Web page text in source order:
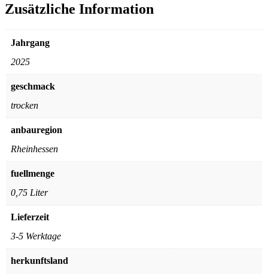
Zusätzliche Information
Jahrgang
2025
geschmack
trocken
anbauregion
Rheinhessen
fuellmenge
0,75 Liter
Lieferzeit
3-5 Werktage
herkunftsland